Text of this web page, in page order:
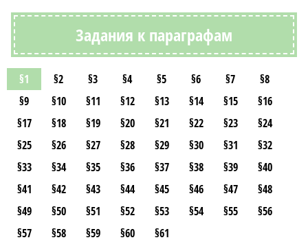
Задания к параграфам
§1 §2 §3 §4 §5 §6 §7
§8
§9
§10 §11 §12 §13 §14 §15
§16
§17
§18 §19 §20 §21 §22 §23
§24
§25
§26 §27 §28 §29 §30 §31
§32
§33
§34 §35 §36 §37 §38 §39
§40
§41
§42 §43 §44 §45 §46 §47
§48
§49
§50 §51 §52 §53 §54 §55
§56
§57
§58 §59 §60 §61